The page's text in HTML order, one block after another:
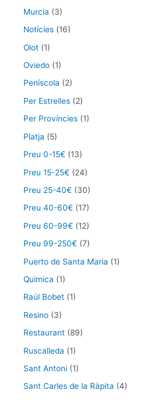
Murcia (3)
Notícies (16)
Olot (1)
Oviedo (1)
Peníscola (2)
Per Estrelles (2)
Per Províncies (1)
Platja (5)
Preu 0-15€ (13)
Preu 15-25€ (24)
Preu 25-40€ (30)
Preu 40-60€ (17)
Preu 60-99€ (12)
Preu 99-250€ (7)
Puerto de Santa Maria (1)
Quimica (1)
Raúl Bobet (1)
Resino (3)
Restaurant (89)
Ruscalleda (1)
Sant Antoni (1)
Sant Carles de la Ràpita (4)